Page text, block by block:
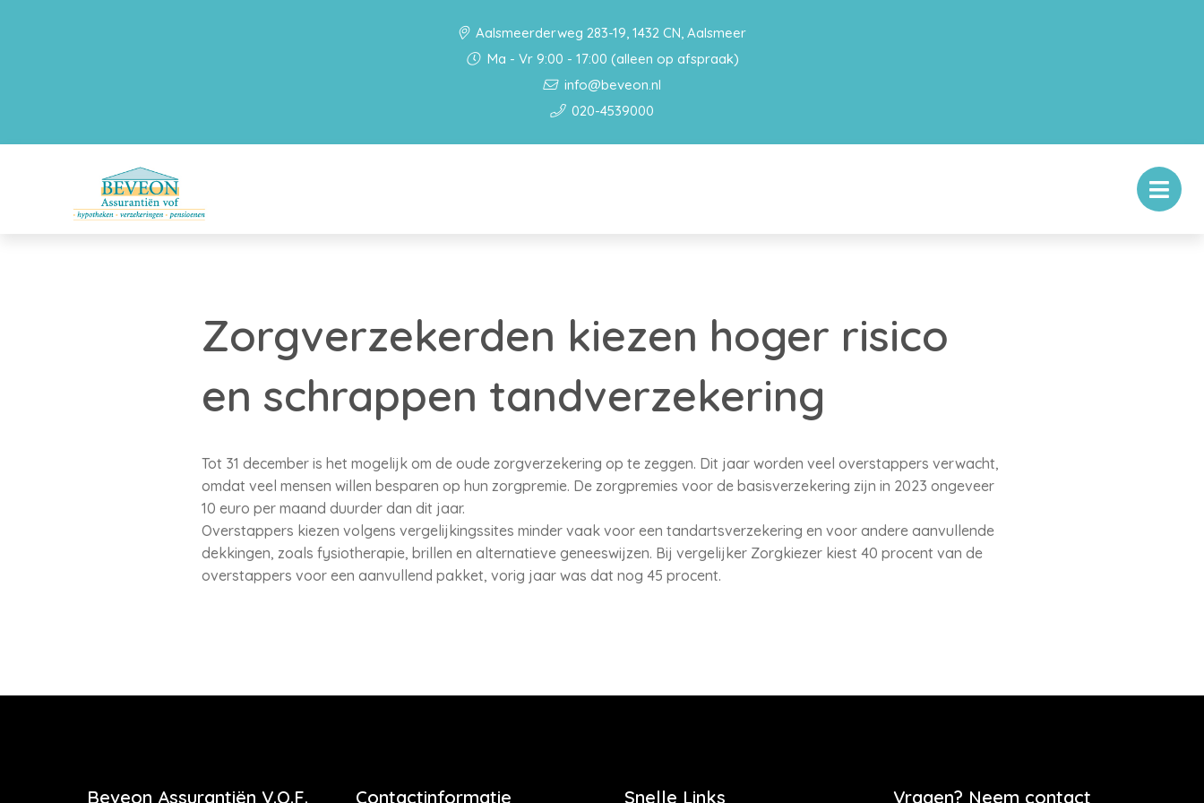
Aalsmeerderweg 283-19, 1432 CN, Aalsmeer
Ma - Vr 9:00 - 17:00 (alleen op afspraak)
info@beveon.nl
020-4539000
Zorgverzekerden kiezen hoger risico
en schrappen tandverzekering
Tot 31 december is het mogelijk om de oude zorgverzekering op te zeggen. Dit jaar worden veel overstappers verwacht,
omdat veel mensen willen besparen op hun zorgpremie. De zorgpremies voor de basisverzekering zijn in 2023 ongeveer
10 euro per maand duurder dan dit jaar.
Overstappers kiezen volgens vergelijkingssites minder vaak voor een tandartsverzekering en voor andere aanvullende
dekkingen, zoals fysiotherapie, brillen en alternatieve geneeswijzen. Bij vergelijker Zorgkiezer kiest 40 procent van de
overstappers voor een aanvullend pakket, vorig jaar was dat nog 45 procent.
Beveon Assurantiën V.O.F. Contactinformatie Snelle Links Vragen? Neem contact